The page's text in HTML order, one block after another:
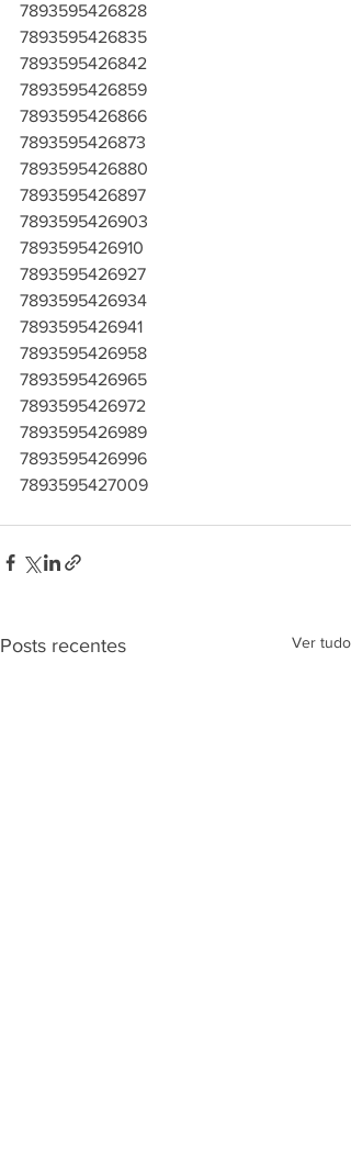
7893595426828
7893595426835
7893595426842
7893595426859
7893595426866
7893595426873
7893595426880
7893595426897
7893595426903
7893595426910
7893595426927
7893595426934
7893595426941
7893595426958
7893595426965
7893595426972
7893595426989
7893595426996
7893595427009
Posts recentes Ver tudo